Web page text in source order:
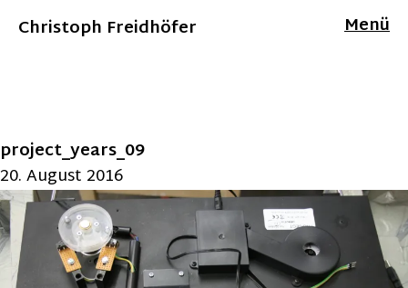
Christoph Freidhöfer Menü
project_years_09
20. August 2016